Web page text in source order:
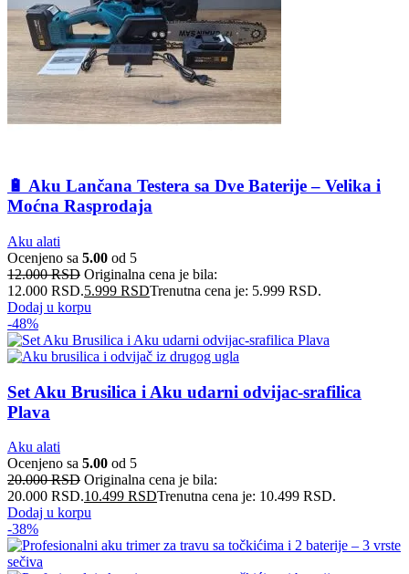
🔋 Aku Lančana Testera sa Dve Baterije – Velika i
Moćna Rasprodaja
Aku alati
Ocenjeno sa 5.00 od 5
12.000RSD Originalna cena je bila:
12.000 RSD.5.999 RSDTrenutna cena je: 5.999 RSD.
Dodaj u korpu
-48%
Set Aku Brusilica i Aku udarni odvijac-srafilica
Plava
Aku alati
Ocenjeno sa 5.00 od 5
20.000RSD Originalna cena je bila:
20.000 RSD.10.499 RSDTrenutna cena je: 10.499 RSD.
Dodaj u korpu
-38%